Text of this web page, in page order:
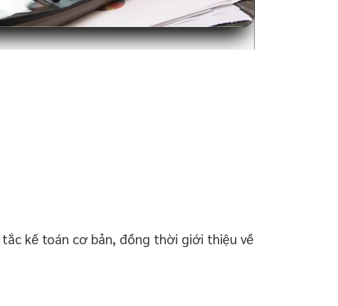
kế toán cơ bản, đồng thời giới thiệu về